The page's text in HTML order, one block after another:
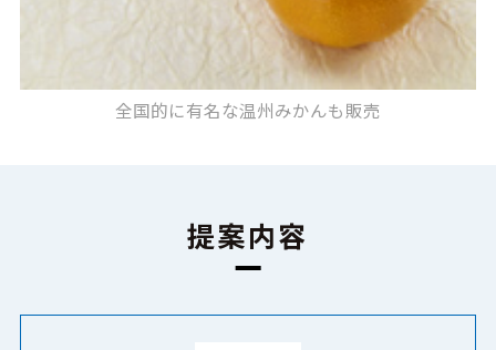
全国的に有名な温州みかんも販売
提案内容